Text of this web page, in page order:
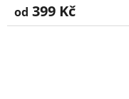
od 399 Kč